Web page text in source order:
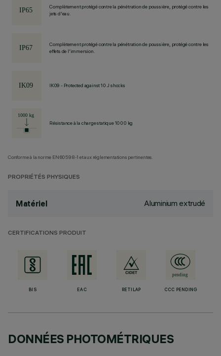
Complètement protégé contre la pénétration de poussière, protégé contre les
jets d'eau.
Complètement protégé contre la pénétration de poussière, protégé contre les
effets de l'immersion.
IK09 - Protected against 10 J shocks
Résistance à la charge statique 1000 kg
Conforme à la norme EN60598-1 et aux réglementations pertinentes.
PROPRIÉTÉS PHYSIQUES
Matériel Aluminium extrudé
CERTIFICATIONS PRODUIT
BIS EAC RETILAP CCC PENDING
DONNÉES PHOTOMÉTRIQUES